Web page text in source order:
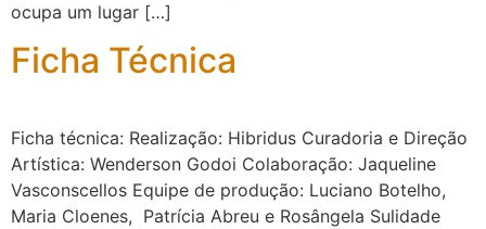
ocupa um lugar […]
Ficha Técnica
Ficha técnica: Realização: Hibridus Curadoria e Direção
Artística: Wenderson Godoi Colaboração: Jaqueline
Vasconscellos Equipe de produção: Luciano Botelho,
Maria Cloenes, Patrícia Abreu e Rosângela Sulidade